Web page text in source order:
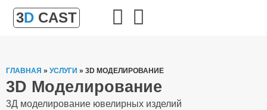
3D CAST
ГЛАВНАЯ » УСЛУГИ » 3D МОДЕЛИРОВАНИЕ
3D Моделирование
3Д моделирование ювелирных изделий